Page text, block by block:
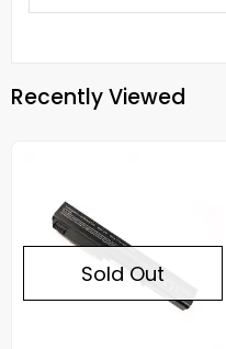
Recently Viewed
Sold Out